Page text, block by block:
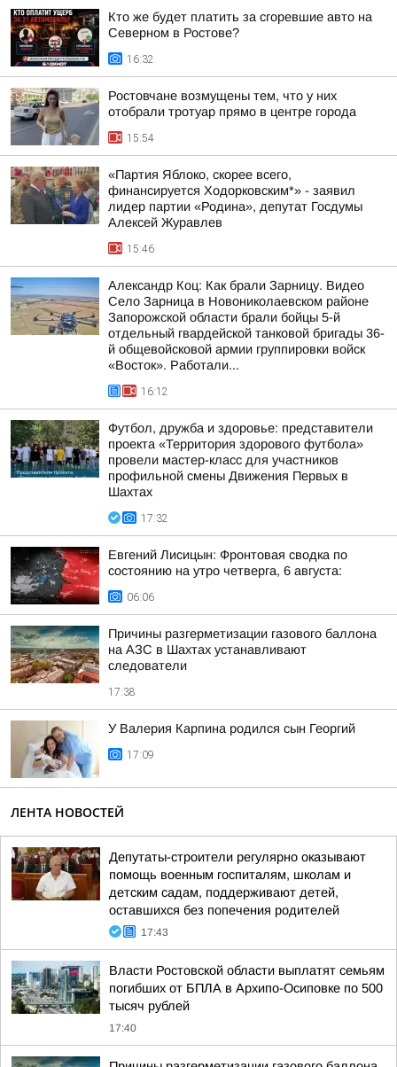
Кто же будет платить за сгоревшие авто на
Северном в Ростове?
16:32
Ростовчане возмущены тем, что у них
отобрали тротуар прямо в центре города
15:54
«Партия Яблоко, скорее всего,
финансируется Ходорковским*» - заявил
лидер партии «Родина», депутат Госдумы
Алексей Журавлев
15:46
Александр Коц: Как брали Зарницу. Видео
Село Зарница в Новониколаевском районе
Запорожской области брали бойцы 5-й
отдельный гвардейской танковой бригады 36-
й общевойсковой армии группировки войск
«Восток». Работали...
16:12
Футбол, дружба и здоровье: представители
проекта «Территория здорового футбола»
провели мастер-класс для участников
профильной смены Движения Первых в
Шахтах
17:32
Евгений Лисицын: Фронтовая сводка по
состоянию на утро четверга, 6 августа:
06:06
Причины разгерметизации газового баллона
на АЗС в Шахтах устанавливают
следователи
17:38
У Валерия Карпина родился сын Георгий
17:09
ЛЕНТА НОВОСТЕЙ
Депутаты-строители регулярно оказывают
помощь военным госпиталям, школам и
детским садам, поддерживают детей,
оставшихся без попечения родителей
17:43
Власти Ростовской области выплатят семьям
погибших от БПЛА в Архипо-Осиповке по 500
тысяч рублей
17:40